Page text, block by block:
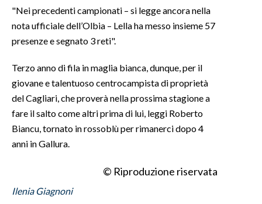
INSULARITÀ
ANNUNCI
PUBBLICITÀ
SPIAGGE
STORE
"Nei precedenti campionati – si legge ancora nella
nota ufficiale dell’Olbia – Lella ha messo insieme 57
presenze e segnato 3 reti".
Terzo anno di fila in maglia bianca, dunque, per il
giovane e talentuoso centrocampista di proprietà
del Cagliari, che proverà nella prossima stagione a
fare il salto come altri prima di lui, leggi Roberto
Biancu, tornato in rossoblù per rimanerci dopo 4
anni in Gallura.
© Riproduzione riservata
Ilenia Giagnoni